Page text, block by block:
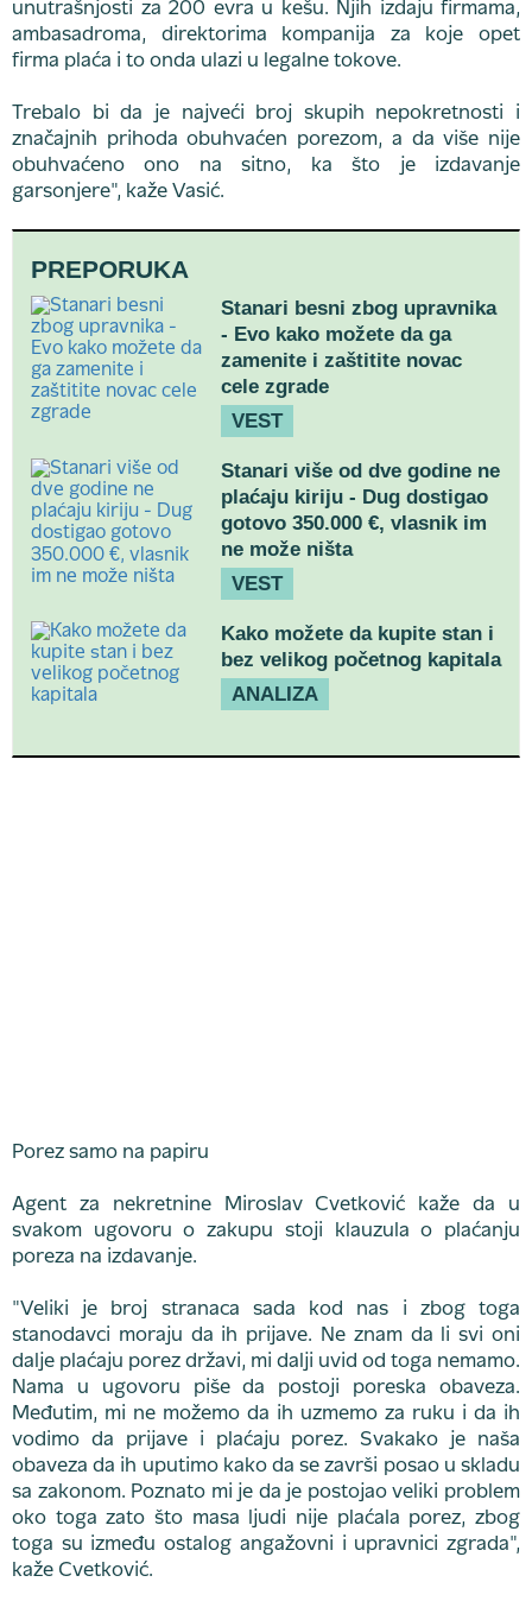
unutrašnjosti za 200 evra u kešu. Njih izdaju firmama,
ambasadroma, direktorima kompanija za koje opet
firma plaća i to onda ulazi u legalne tokove.
Trebalo bi da je najveći broj skupih nepokretnosti i
značajnih prihoda obuhvaćen porezom, a da više nije
obuhvaćeno ono na sitno, ka što je izdavanje
garsonjere", kaže Vasić.
PREPORUKA
Stanari besni zbog upravnika
- Evo kako možete da ga
zamenite i zaštitite novac
cele zgrade
VEST
Stanari više od dve godine ne
plaćaju kiriju - Dug dostigao
gotovo 350.000 €, vlasnik im
ne može ništa
VEST
Kako možete da kupite stan i
bez velikog početnog kapitala
ANALIZA
Porez samo na papiru
Agent za nekretnine Miroslav Cvetković kaže da u
svakom ugovoru o zakupu stoji klauzula o plaćanju
poreza na izdavanje.
"Veliki je broj stranaca sada kod nas i zbog toga
stanodavci moraju da ih prijave. Ne znam da li svi oni
dalje plaćaju porez državi, mi dalji uvid od toga nemamo.
Nama u ugovoru piše da postoji poreska obaveza.
Međutim, mi ne možemo da ih uzmemo za ruku i da ih
vodimo da prijave i plaćaju porez. Svakako je naša
obaveza da ih uputimo kako da se završi posao u skladu
sa zakonom. Poznato mi je da je postojao veliki problem
oko toga zato što masa ljudi nije plaćala porez, zbog
toga su između ostalog angažovni i upravnici zgrada",
kaže Cvetković.